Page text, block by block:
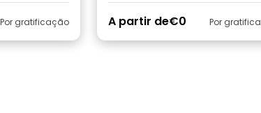
Por gratificação A partir de€0 Por